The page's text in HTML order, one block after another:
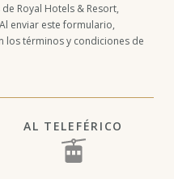
Royal Hotels & Resort,
enviar este formulario,
los términos y condiciones de
AL TELEFÉRICO